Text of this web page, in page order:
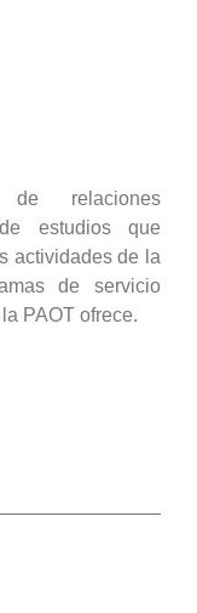
relaciones
estudios que
actividades de la
de servicio
PAOT ofrece.